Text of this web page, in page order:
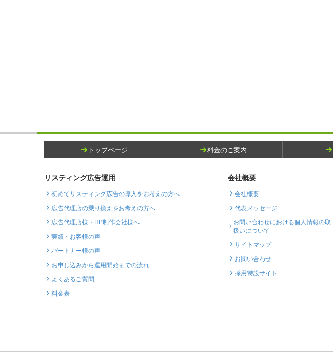
トップページ 料金のご案内
リスティング広告運用
初めてリスティング広告の導入をお考えの方へ
広告代理店の乗り換えをお考えの方へ
広告代理店様・HP制作会社様へ
実績・お客様の声
パートナー様の声
お申し込みから運用開始までの流れ
よくあるご質問
料金表
会社概要
会社概要
代表メッセージ
お問い合わせにおける個人情報の取
扱いについて
サイトマップ
お問い合わせ
採用特設サイト